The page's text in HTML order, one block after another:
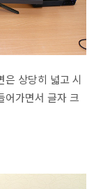
은 상당히 넓고 시
어가면서 글자 크